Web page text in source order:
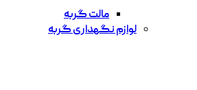
مالت گربه
لوازم نگهداری گربه